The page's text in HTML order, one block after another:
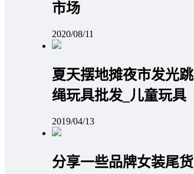
市场
2020/08/11
夏天摆地摊夜市发光跳
绳玩具批发_儿童玩具
2019/04/13
分享一些品牌女装尾货